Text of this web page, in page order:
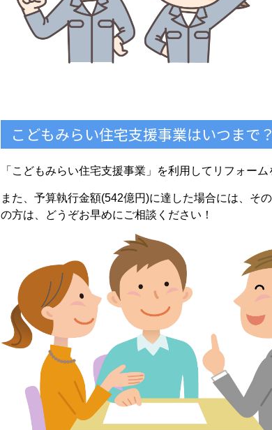
こどもみらい住宅支援事業はいつまで？
「こどもみらい住宅支援事業」を利用してリフォー
また、予算執行金額(542億円)に達した場合には、そ
の方は、どうぞお早めにご相談ください！